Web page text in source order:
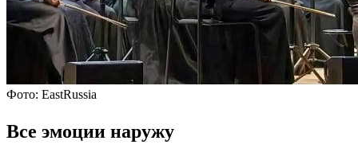
Фото: EastRussia
Все эмоции наружу